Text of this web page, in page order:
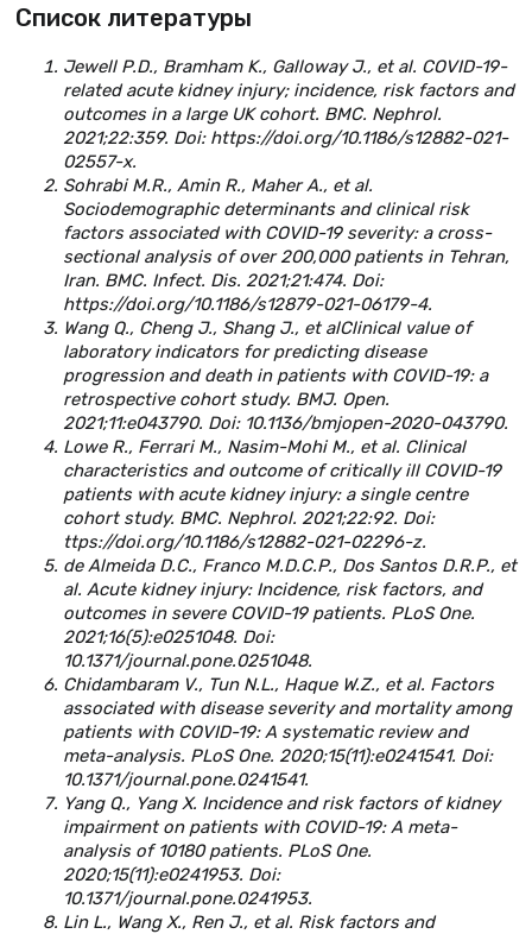
Список литературы
Jewell P.D., Bramham K., Galloway J., et al. COVID-19-
related acute kidney injury; incidence, risk factors and
outcomes in a large UK cohort. BMC. Nephrol.
2021;22:359. Doi: https://doi.org/10.1186/s12882-021-
02557-x.
Sohrabi M.R., Amin R., Maher A., et al.
Sociodemographic determinants and clinical risk
factors associated with COVID-19 severity: a cross-
sectional analysis of over 200,000 patients in Tehran,
Iran. BMC. Infect. Dis. 2021;21:474. Doi:
https://doi.org/10.1186/s12879-021-06179-4.
Wang Q., Cheng J., Shang J., et alClinical value of
laboratory indicators for predicting disease
progression and death in patients with COVID-19: a
retrospective cohort study. BMJ. Open.
2021;11:e043790. Doi: 10.1136/bmjopen-2020-043790.
Lowe R., Ferrari M., Nasim-Mohi M., et al. Clinical
characteristics and outcome of critically ill COVID-19
patients with acute kidney injury: a single centre
cohort study. BMC. Nephrol. 2021;22:92. Doi:
ttps://doi.org/10.1186/s12882-021-02296-z.
de Almeida D.C., Franco M.D.C.P., Dos Santos D.R.P., et
al. Acute kidney injury: Incidence, risk factors, and
outcomes in severe COVID-19 patients. PLoS One.
2021;16(5):e0251048. Doi:
10.1371/journal.pone.0251048.
Chidambaram V., Tun N.L., Haque W.Z., et al. Factors
associated with disease severity and mortality among
patients with COVID-19: A systematic review and
meta-analysis. PLoS One. 2020;15(11):e0241541. Doi:
10.1371/journal.pone.0241541.
Yang Q., Yang X. Incidence and risk factors of kidney
impairment on patients with COVID-19: A meta-
analysis of 10180 patients. PLoS One.
2020;15(11):e0241953. Doi:
10.1371/journal.pone.0241953.
Lin L., Wang X., Ren J., et al. Risk factors and